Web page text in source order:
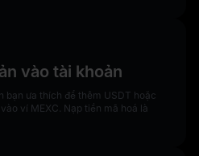
vào tài khoản
bạn ưa thích để thêm USDT hoặc
ví MEXC. Nạp tiền mã hoá là